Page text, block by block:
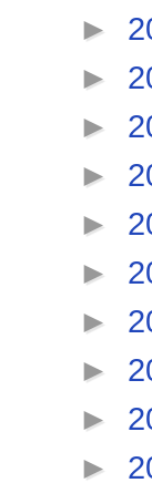
►
►
►
►
►
►
►
►
►
►